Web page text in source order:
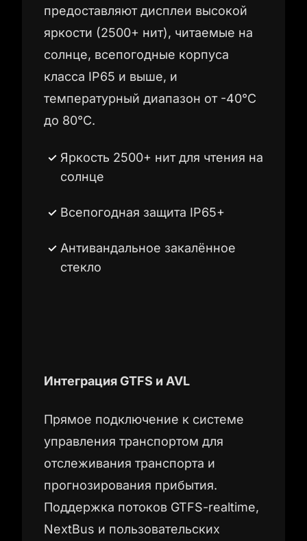
предоставляют дисплеи высокой
яркости (2500+ нит), читаемые на
солнце, всепогодные корпуса
класса IP65 и выше, и
температурный диапазон от -40°C
до 80°C.
Яркость 2500+ нит для чтения на
солнце
Всепогодная защита IP65+
Антивандальное закалённое
стекло
Интеграция GTFS и AVL
Прямое подключение к системе
управления транспортом для
отслеживания транспорта и
прогнозирования прибытия.
Поддержка потоков GTFS-realtime,
NextBus и пользовательских